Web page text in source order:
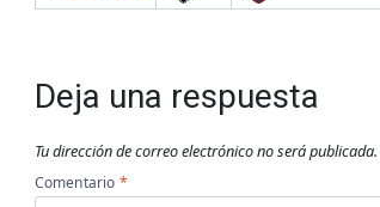
Deja una respuesta
Tu dirección de correo electrónico no será publicada.
Comentario *